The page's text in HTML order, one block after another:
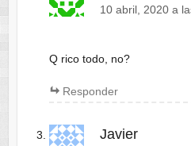
10 abril, 2020 a
Q rico todo, no?
Responder
Javier